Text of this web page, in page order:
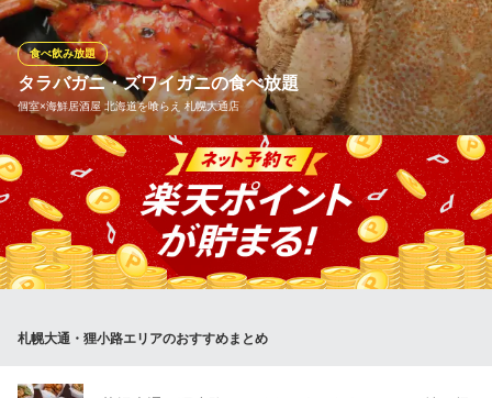
お好きなだけご注文下さい！ 当日のご予約もOK！
たま テレビ塔店
食べ飲み放題 居酒屋
札幌市営地下鉄東西線大通駅 徒歩1分
北海道札幌市中央区大通西1 さっぽろテレビ塔B1
タラバガニ・ズワイガニの食べ放題
個室×海鮮居酒屋 北海道を喰らえ 札幌大通店
食べ飲み放題
タラバガニ・ズワイガニの食べ放題をご用意しています！ 飲み放
題も1280円/120分で可能です！
個室×海鮮居酒屋 北海道を喰らえ 札幌大通店
海鮮に拘る和食居酒屋
札幌市営地下鉄東西線大通駅 徒歩1分
札幌大通・狸小路エリアのおすすめまとめ